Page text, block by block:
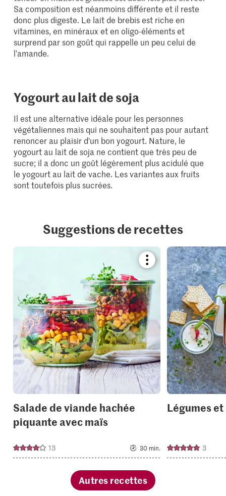
Sa composition est néanmoins différente et il reste
donc plus digeste. Le lait de brebis est riche en
vitamines, en minéraux et en oligo-éléments et
surprend par son goût qui rappelle un peu celui de
l'amande.
Yogourt au lait de soja
Il est une alternative idéale pour les personnes
végétaliennes mais qui ne souhaitent pas pour autant
renoncer au plaisir d'un bon yogourt. Nature, le
yogourt au lait de soja ne contient que très peu de
sucre; il a donc un goût légèrement plus acidulé que
le yogourt au lait de vache. Les variantes aux fruits
sont toutefois plus sucrées.
Suggestions de recettes
Bookmark
recipe
or
add
it
to
your
collections.
Salade de viande hachée
piquante avec maïs
13 30 min.
Légumes
3
Autres recettes